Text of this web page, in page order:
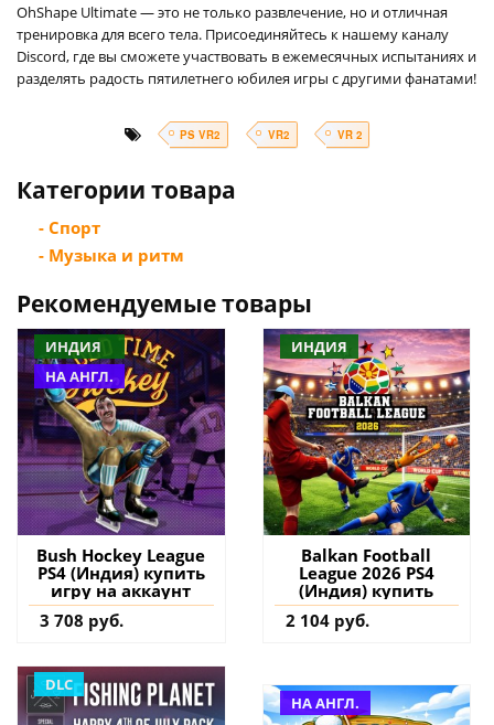
OhShape Ultimate — это не только развлечение, но и отличная
тренировка для всего тела. Присоединяйтесь к нашему каналу
Discord, где вы сможете участвовать в ежемесячных испытаниях и
разделять радость пятилетнего юбилея игры с другими фанатами!
PS VR2 VR2 VR 2
Категории товара
- Спорт
- Музыка и ритм
Рекомендуемые товары
ИНДИЯ
НА АНГЛ.
Bush Hockey League
PS4 (Индия) купить
игру на аккаунт
3 708 руб.
ИНДИЯ
Balkan Football
League 2026 PS4
(Индия) купить
2 104 руб.
DLC
НА АНГЛ.